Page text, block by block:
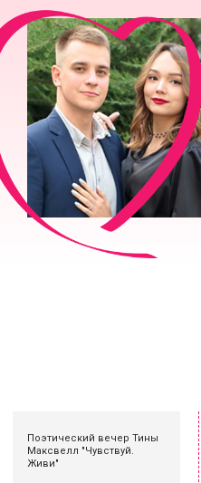
Поэтический вечер Тины
Максвелл "Чувствуй.
Живи"